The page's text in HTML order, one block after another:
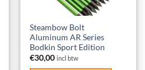
Steambow Bolt
Aluminum AR Series
Bodkin Sport Edition
€30,00 incl btw
Dit
product
heeft
meerdere